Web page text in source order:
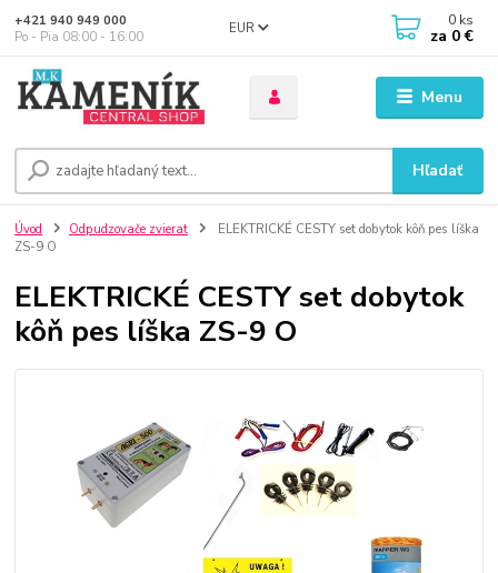
Menu
EUR
Hľadať
+421 940 949 000
Po - Pia 08:00 - 16:00
0 ks
za 0 €
Úvod Odpudzovače zvierat
ELEKTRICKÉ CESTY set dobytok kôň pes líška
ZS-9 O
ELEKTRICKÉ CESTY set dobytok
kôň pes líška ZS-9 O